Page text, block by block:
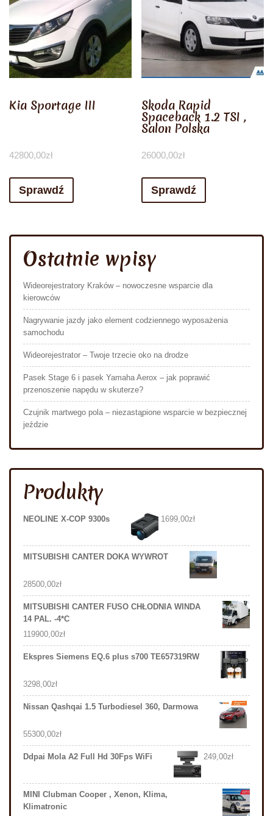
Kia Sportage III
42800,00zł
Sprawdź
Skoda Rapid
Spaceback 1.2 TSI ,
Salon Polska
26000,00zł
Sprawdź
Ostatnie wpisy
Wideorejestratory Kraków – nowoczesne wsparcie dla
kierowców
Nagrywanie jazdy jako element codziennego wyposażenia
samochodu
Wideorejestrator – Twoje trzecie oko na drodze
Pasek Stage 6 i pasek Yamaha Aerox – jak poprawić
przenoszenie napędu w skuterze?
Czujnik martwego pola – niezastąpione wsparcie w bezpiecznej
jeździe
Produkty
NEOLINE X-COP 9300s 1699,00zł
MITSUBISHI CANTER DOKA WYWROT
28500,00zł
MITSUBISHI CANTER FUSO CHŁODNIA WINDA
14 PAL. -4*C
119900,00zł
Ekspres Siemens EQ.6 plus s700 TE657319RW
3298,00zł
Nissan Qashqai 1.5 Turbodiesel 360, Darmowa
55300,00zł
Ddpai Mola A2 Full Hd 30Fps WiFi 249,00zł
MINI Clubman Cooper , Xenon, Klima,
Klimatronic